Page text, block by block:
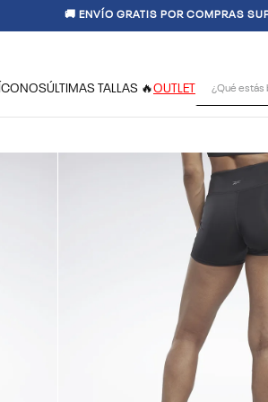
🚚 ENVÍO GRATIS POR COMPRAS
ÍCONOSÚLTIMAS TALLAS 🔥OUTLET